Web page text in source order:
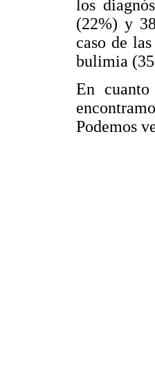
los
(22%) y
caso de
bulimia
En
Podemos